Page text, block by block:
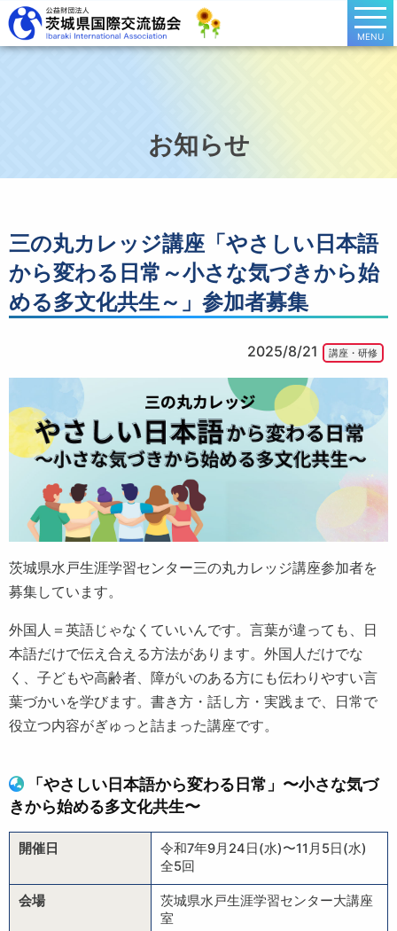
MENU
お知らせ
三の丸カレッジ講座「やさしい日本語
から変わる日常～小さな気づきから始
める多文化共生～」参加者募集
2025/8/21 講座・研修
茨城県水戸生涯学習センター三の丸カレッジ講座参加者を
募集しています。
外国人＝英語じゃなくていいんです。言葉が違っても、日
本語だけで伝え合える方法があります。外国人だけでな
く、子どもや高齢者、障がいのある方にも伝わりやすい言
葉づかいを学びます。書き方・話し方・実践まで、日常で
役立つ内容がぎゅっと詰まった講座です。
「やさしい日本語から変わる日常」〜小さな気づ
きから始める多文化共生〜
開催日
令和7年9月24日(水)〜11月5日(水)
全5回
会場
茨城県水戸生涯学習センター大講座
室